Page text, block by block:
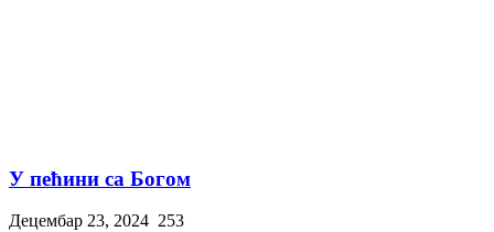
У пећини са Богом
Децембар 23, 2024 253